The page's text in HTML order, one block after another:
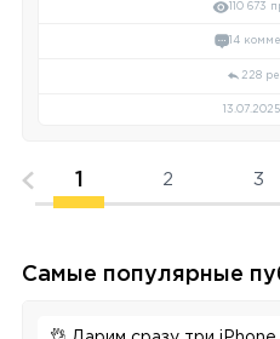
110 673
14
228
1 2 3
Самые популярные